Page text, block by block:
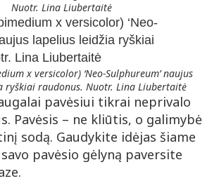
Nuotr. Lina Liubertaitė
x versicolor) ‘Neo-Sulphureum’ naujus
ryškiai raudonus. Nuotr. Lina Liubertaitė
pavėsiui tikrai neprivalo
Pavėsis – ne kliūtis, o galimybė
sodą. Gaudykite idėjas šiame
pavėsio gėlyną paversite